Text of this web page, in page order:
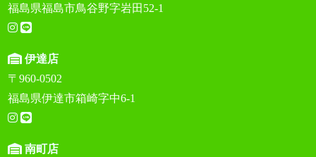
福島県福島市鳥谷野字岩田52-1
伊達店
〒960-0502
福島県伊達市箱崎字中6-1
南町店